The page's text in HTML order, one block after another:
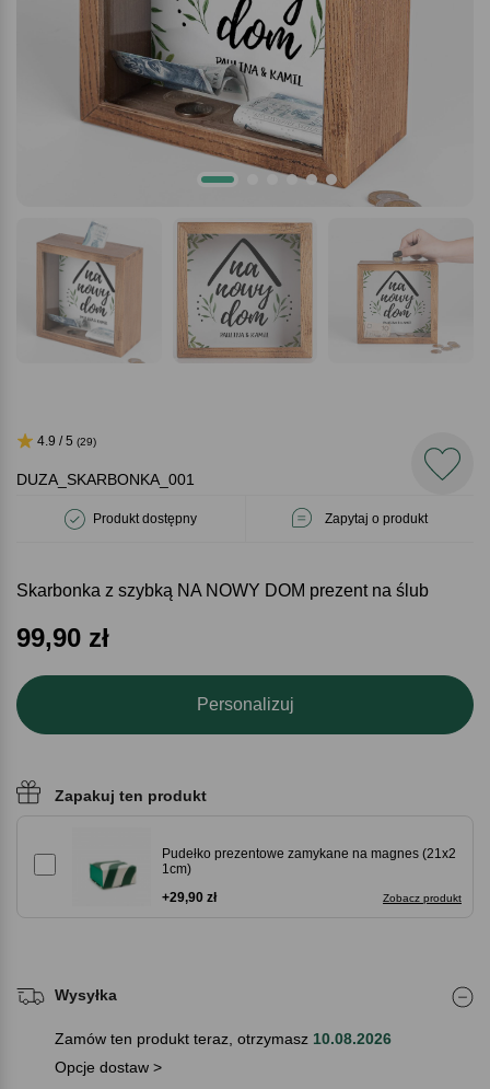
DUZA_SKARBONKA_001
Produkt dostępny Zapytaj o produkt
4.9 / 5 (29)
Skarbonka z szybką NA NOWY DOM prezent na ślub
99,90 zł
Personalizuj
Zapakuj ten produkt
Pudełko prezentowe zamykane na magnes (21x2
1cm)
Zobacz produkt
+29,90 zł
Wysyłka
Zamów ten produkt teraz, otrzymasz 10.08.2026
Opcje dostaw >